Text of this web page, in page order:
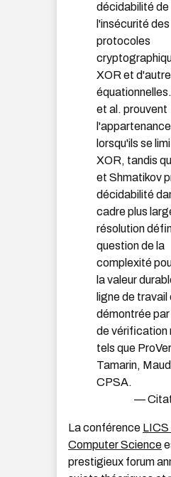
décidabilité de
l'insécurité des
protocoles
XOR et
et al. prouvent
lorsqu'ils se
XOR, tandis
et Shmatikov
décidabilité
cadre plus
résolution
question de la
complexité
la valeur
ligne de travail
démontrée
de vérification
tels que
Tamarin,
CPSA.
—
La conférence
Computer Science
prestigieux forum